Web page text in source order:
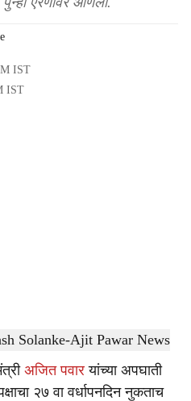
IST
IST
News-Sarkarnama
अजित पवारयांच्या अपघाती
२७ वा वर्धापनदिन नुकताच